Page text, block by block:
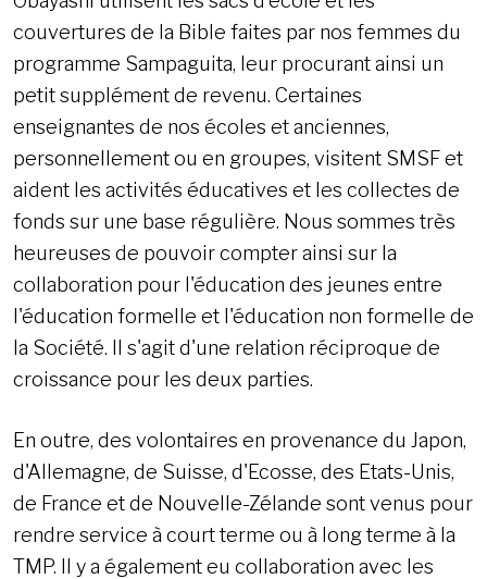
couvertures de la Bible faites par nos femmes du
programme Sampaguita, leur procurant ainsi un
petit supplément de revenu. Certaines
enseignantes de nos écoles et anciennes,
personnellement ou en groupes, visitent SMSF et
aident les activités éducatives et les collectes de
fonds sur une base régulière. Nous sommes très
heureuses de pouvoir compter ainsi sur la
collaboration pour l'éducation des jeunes entre
l'éducation formelle et l'éducation non formelle de
la Société. Il s'agit d'une relation réciproque de
croissance pour les deux parties.
En outre, des volontaires en provenance du Japon,
d'Allemagne, de Suisse, d'Ecosse, des Etats-Unis,
de France et de Nouvelle-Zélande sont venus pour
rendre service à court terme ou à long terme à la
TMP. Il y a également eu collaboration avec les